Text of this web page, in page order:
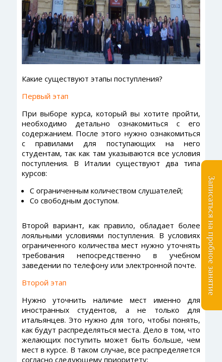
Какие существуют этапы поступления?
Первый этап
При выборе курса, который вы хотите пройти,
необходимо детально ознакомиться с его
содержанием. После этого нужно ознакомиться
с правилами для поступающих на него
студентам, так как там указываются все условия
поступления. В Италии существуют два типа
курсов:
С ограниченным количеством слушателей;
Со свободным доступом.
Второй вариант, как правило, обладает более
лояльными условиями поступления. В условиях
ограниченного количества мест нужно уточнять
требования непосредственно в учебном
заведении по телефону или электронной почте.
Второй этап
Нужно уточнить наличие мест именно для
иностранных студентов, а не только для
итальянцев. Это нужно для того, чтобы понять,
как будут распределяться места. Дело в том, что
желающих поступить может быть больше, чем
мест в курсе. В таком случае, все распределяется
согласно следующему приоритету:
Записаться на пробное занятие